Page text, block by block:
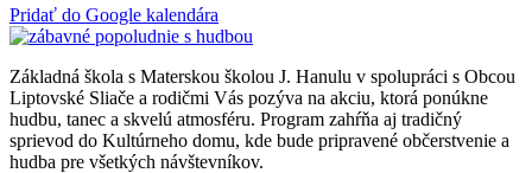
Pridať do Google kalendára
Základná škola s Materskou školou J. Hanulu v spolupráci s Obcou
Liptovské Sliače a rodičmi Vás pozýva na akciu, ktorá ponúkne
hudbu, tanec a skvelú atmosféru. Program zahŕňa aj tradičný
sprievod do Kultúrneho domu, kde bude pripravené občerstvenie a
hudba pre všetkých návštevníkov.